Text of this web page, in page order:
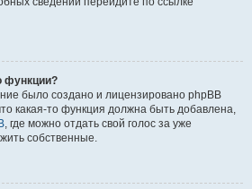
функции?
было создано и лицензировано phpBB
какая-то функция должна быть добавлена,
, где можно отдать свой голос за уже
собственные.